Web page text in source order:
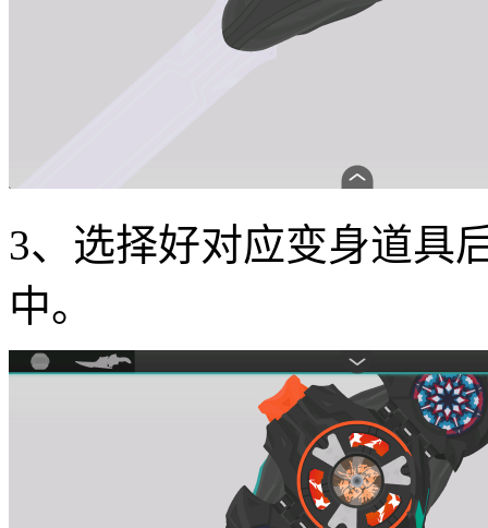
3、选择好对应变身道具
中。